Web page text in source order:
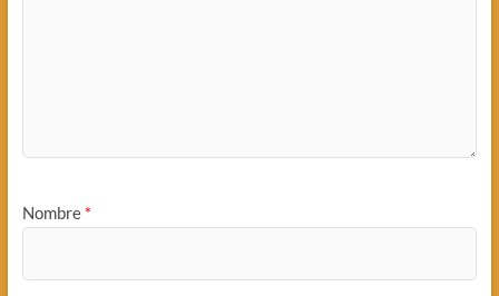
Nombre *